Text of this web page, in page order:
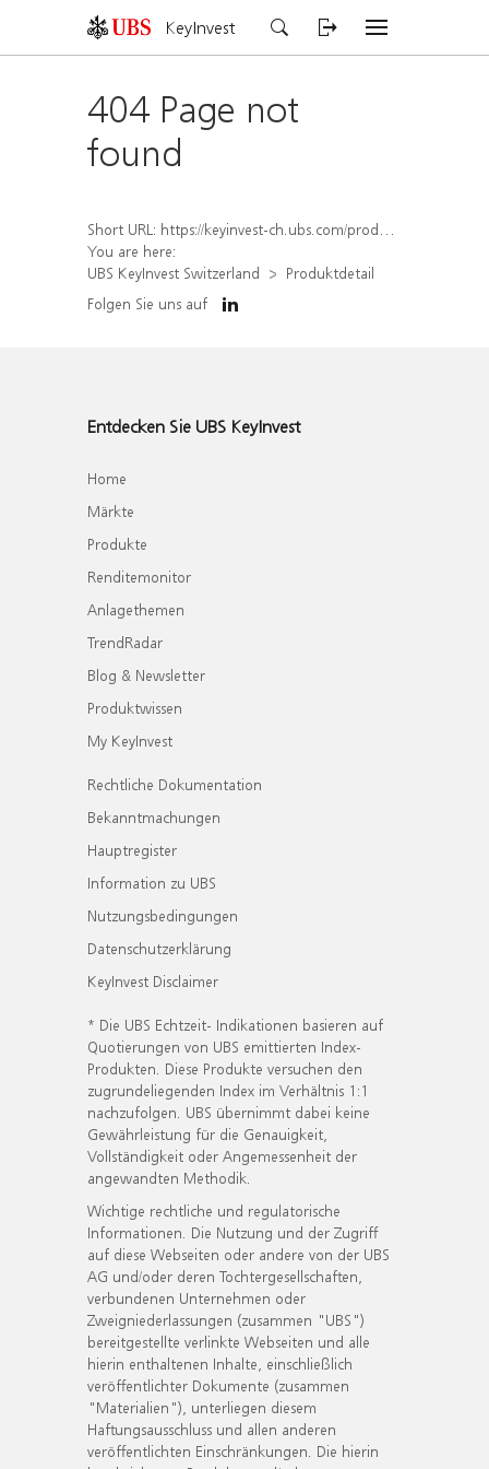
KeyInvest
404 Page not
found
Short URL: https://keyinvest-ch.ubs.com/produkt/detail/index/isin/CH1569456291
You are here:
UBS KeyInvest Switzerland
Produktdetail
Folgen Sie uns auf
Entdecken Sie UBS KeyInvest
Home
Märkte
Produkte
Renditemonitor
Anlagethemen
TrendRadar
Blog & Newsletter
Produktwissen
My KeyInvest
Rechtliche Dokumentation
Bekanntmachungen
Hauptregister
Information zu UBS
Nutzungsbedingungen
Datenschutzerklärung
KeyInvest Disclaimer
* Die UBS Echtzeit- Indikationen basieren auf
Quotierungen von UBS emittierten Index-
Produkten. Diese Produkte versuchen den
zugrundeliegenden Index im Verhältnis 1:1
nachzufolgen. UBS übernimmt dabei keine
Gewährleistung für die Genauigkeit,
Vollständigkeit oder Angemessenheit der
angewandten Methodik.
Wichtige rechtliche und regulatorische
Informationen. Die Nutzung und der Zugriff
auf diese Webseiten oder andere von der UBS
AG und/oder deren Tochtergesellschaften,
verbundenen Unternehmen oder
Zweigniederlassungen (zusammen "UBS")
bereitgestellte verlinkte Webseiten und alle
hierin enthaltenen Inhalte, einschließlich
veröffentlichter Dokumente (zusammen
"Materialien"), unterliegen diesem
Haftungsausschluss und allen anderen
veröffentlichten Einschränkungen. Die hierin